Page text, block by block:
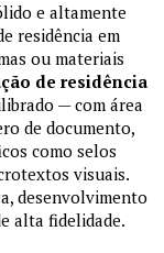
e altamente
residência em
ou materiais
de residência
— com área
de documento,
como selos
visuais.
desenvolvimento
alta fidelidade.